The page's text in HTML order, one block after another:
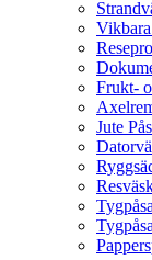
Frukt-
Jute